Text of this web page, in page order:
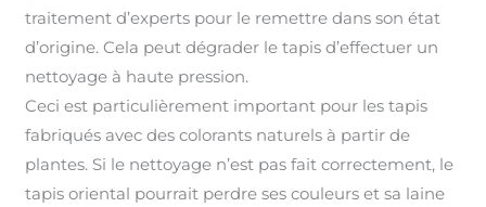
traitement d’experts pour le remettre dans son état
d’origine. Cela peut dégrader le tapis d’effectuer un
nettoyage à haute pression.
Ceci est particulièrement important pour les tapis
fabriqués avec des colorants naturels à partir de
plantes. Si le nettoyage n’est pas fait correctement, le
tapis oriental pourrait perdre ses couleurs et sa laine